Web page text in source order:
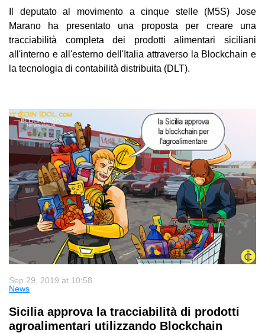
Il deputato al movimento a cinque stelle (M5S) Jose
Marano ha presentato una proposta per creare una
tracciabilità completa dei prodotti alimentari siciliani
all'interno e all'esterno dell'Italia attraverso la Blockchain e
la tecnologia di contabilità distribuita (DLT).
Sep 29, 2019 at 10:58
News
Sicilia approva la tracciabilità di prodotti
agroalimentari utilizzando Blockchain